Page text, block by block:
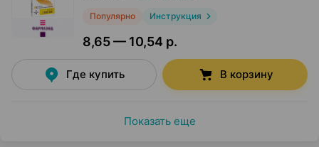
Популярно Инструкция
8,65 — 10,54 р.
Где купить В корзину
Показать еще